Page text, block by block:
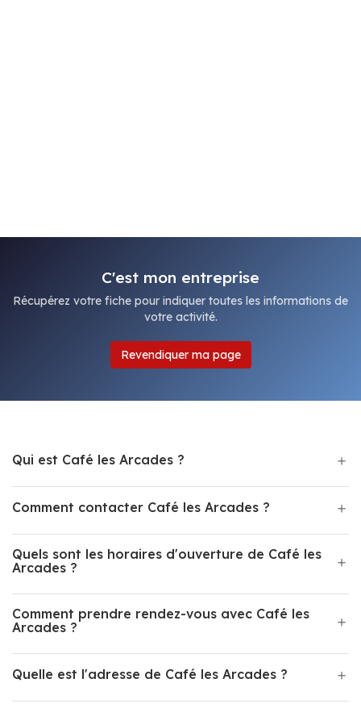
C'est mon entreprise
Récupérez votre fiche pour indiquer toutes les informations de
votre activité.
Revendiquer ma page
Qui est Café les Arcades ?
Comment contacter Café les Arcades ?
Quels sont les horaires d'ouverture de Café les
Arcades ?
Comment prendre rendez-vous avec Café les
Arcades ?
Quelle est l'adresse de Café les Arcades ?